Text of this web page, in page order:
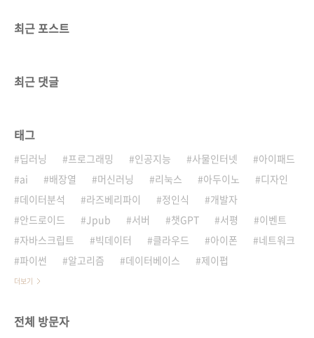
최근 포스트
최근 댓글
태그
딥러닝 프로그래밍 인공지능 사물인터넷
아이패드
ai
배장열 머신러닝 리눅스 아두이노
디자인
데이터분석
라즈베리파이 정인식
개발자
안드로이드
Jpub 서버 챗GPT 서평
이벤트
자바스크립트
빅데이터 클라우드 아이폰
네트워크
파이썬
알고리즘 데이터베이스 제이펍
더보기
전체 방문자